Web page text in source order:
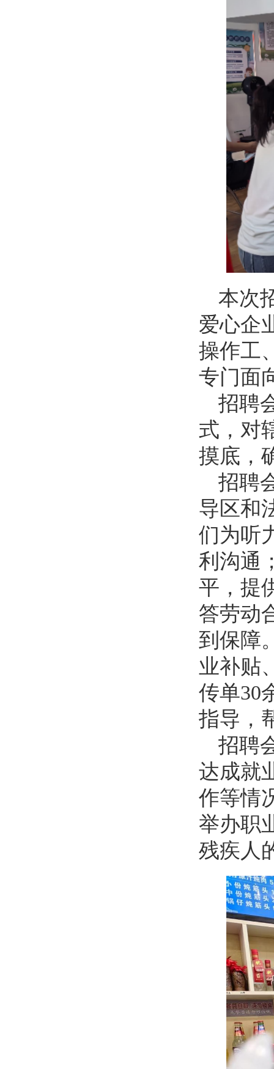
本次
爱心企
操作工
专门面
招聘
式，对
摸底，
招聘
导区和
们为听
利沟通
平，提
答劳动
到保障
业补贴
传单30
指导，
招聘
达成就
作等情
举办职
残疾人